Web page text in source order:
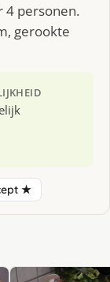
4 personen.
gerookte
★